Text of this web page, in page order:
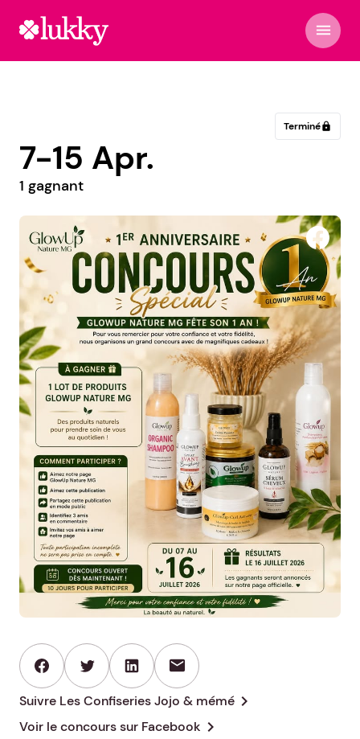
menu
Terminélock
7-15 Apr.
1 gagnant
Les Confiseries Jojo & mémé
mail
Suivre Les Confiseries Jojo & mémé chevron_right
Voir le concours sur Facebook chevron_right